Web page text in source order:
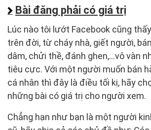
Bài đăng phải có giá trị
Lúc nào tôi lướt Facebook cũng
trên đời, từ cháy nhà, giết người,
dâm, chửi thề, đánh ghen,…vô vàn
tiêu cực. Với một người muốn bán
cá nhân thì đây là điều tối kị, hãy
những bài có giá trị cho người xem.
Chẳng hạn như bạn là một người